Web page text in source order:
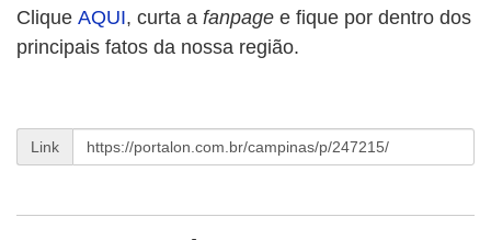
Clique AQUI, curta a fanpage e fique por dentro dos
principais fatos da nossa região.
Link